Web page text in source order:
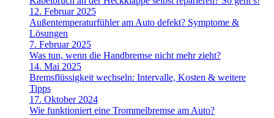
12. Februar 2025
Außentemperaturfühler am Auto defekt? Symptome &
Lösungen
7. Februar 2025
Was tun, wenn die Handbremse nicht mehr zieht?
14. Mai 2025
Bremsflüssigkeit wechseln: Intervalle, Kosten & weitere
Tipps
17. Oktober 2024
Wie funktioniert eine Trommelbremse am Auto?